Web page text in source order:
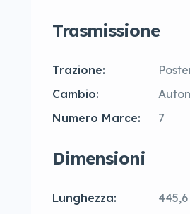
Trasmissione
Trazione:
Cambio:
Numero Marce:
7
Dimensioni
Lunghezza: